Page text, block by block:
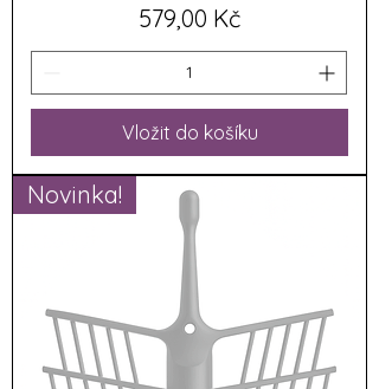
Cena
579,00 Kč
Vložit do košíku
Novinka!